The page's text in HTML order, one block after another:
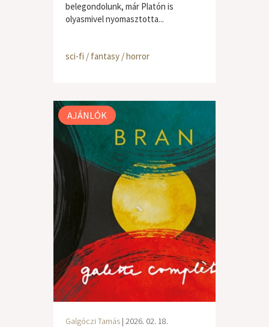
belegondolunk, már Platón is
olyasmivel nyomasztotta...
sci-fi / fantasy / horror
AJÁNLÓK
Galgóczi Tamás | 2026. 02. 18.